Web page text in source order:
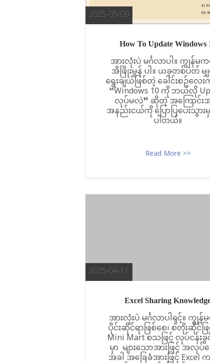
2025-05-09
How To Update Windows
အားလုံးပဲ မင်္ဂလာပါ။ ကျွန်မ
အိဖြိုးမွန် ပါ။ ယခုတစ်ပတ် မ
ရွေးချယ်ဖြစ်တဲ့ ခေါင်းစဉ်လေ
“Windows 10 ကို ဘယ်လို
လုပ်မလဲ” ဆိုတဲ့ အကြောင်း
အနည်းငယ်ကို ပြောပြပေးသွား
ပါတယ်။
Read More >>
2025-04-11
Excel Sharing
အားလုံးပဲ မင်္ဂလာပါရှင့်။ ကျွန်
ပိုင်းဆိုင်ရာဖြစ်စေ၊ စတိုးဆိုင်ဖ
Mini Mart စသဖြင့် လုပ်ငန်း
မှာ များသောအားဖြင့် အလုပ်
အခါ အခြေခံအားဖြင့် Excel